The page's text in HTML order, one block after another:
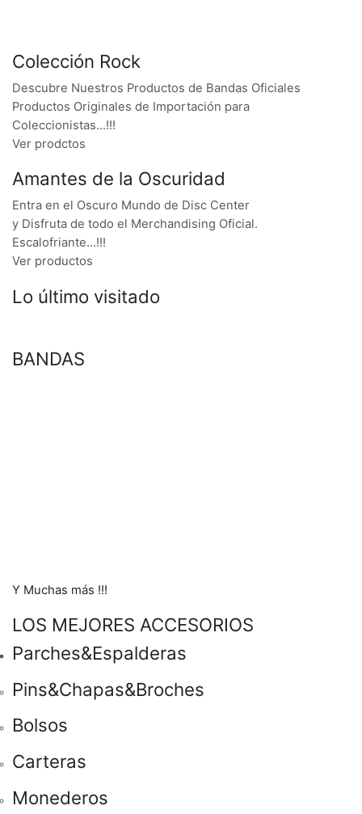
Colección Rock
Descubre Nuestros Productos de Bandas Oficiales
Productos Originales de Importación para
Coleccionistas…!!!
Ver prodctos
Amantes de la Oscuridad
Entra en el Oscuro Mundo de Disc Center
y Disfruta de todo el Merchandising Oficial.
Escalofriante…!!!
Ver productos
Lo último visitado
BANDAS
Y Muchas más !!!
LOS MEJORES ACCESORIOS
Parches&Espalderas
Pins&Chapas&Broches
Bolsos
Carteras
Monederos